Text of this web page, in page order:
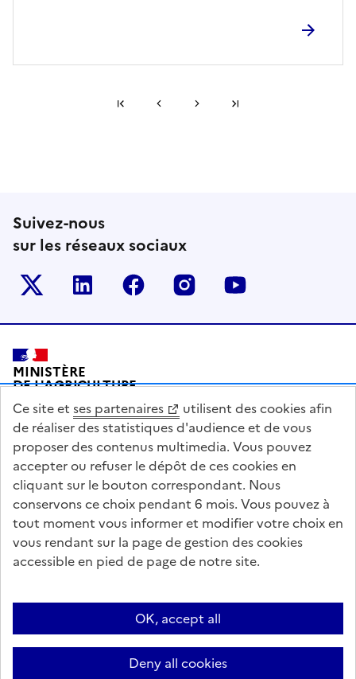
Première pagePage précédente
Page suivante
Suivez-nous
sur les réseaux sociaux
Le ministère sur Twitter
Le ministère sur LinkedIn
Le ministère sur Facebook
Le ministère sur
Pied de page
MINISTÈRE
DE L'AGRICULTURE
DE L'AGRO-ALIMENTAIRE
ET DE LA SOUVERAINETÉ
ALIMENTAIRE
legifrance.gouv.fr
info.gouv.fr
service-public.gouv.fr
data.gouv.fr
Questions fréquentes / Contacts
Informations publiques
Mentions légales
Archives presse English contents
Cookies
Paramètres d'affichage
Ce site et ses partenaires
utilisent des cookies afin
de réaliser des statistiques d'audience et de vous
proposer des contenus multimedia. Vous pouvez
accepter ou refuser le dépôt de ces cookies en
cliquant sur le bouton correspondant. Nous
conservons ce choix pendant 6 mois. Vous pouvez à
tout moment vous informer et modifier votre choix en
vous rendant sur la page de gestion des cookies
accessible en pied de page de notre site.
OK, accept all
Deny all cookies